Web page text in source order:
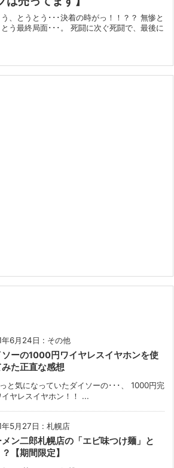
年6月24日 : その他
ソーの1000円ワイヤレスイヤホンを使
みた正直な感想
と気になっていたダイソーの･･･、 1000円完
ヤレスイヤホン！！ ...
年5月27日 : 札幌店
メン二郎札幌店の「エビ味つけ麺」と
【期間限定】